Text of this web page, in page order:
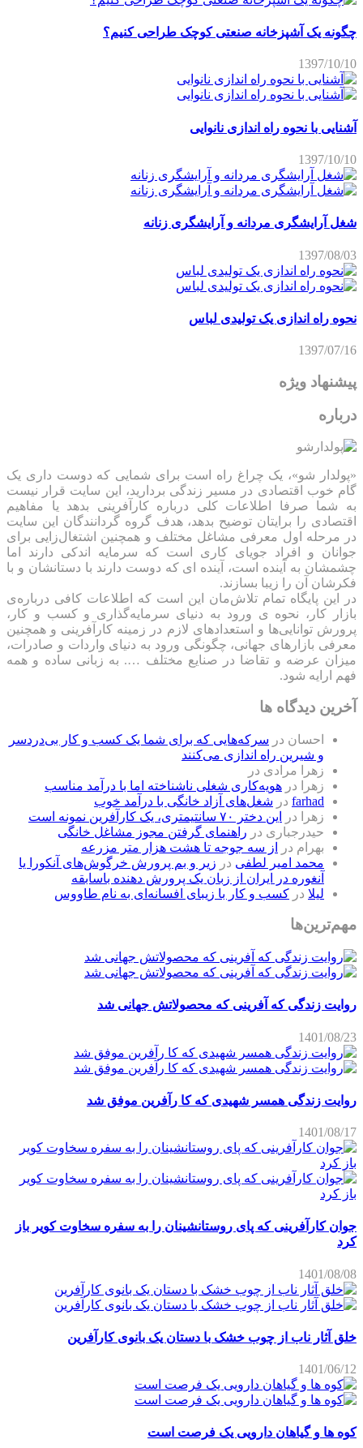
چگونه یک آشپزخانه صنعتی کوچک طراحی کنیم؟
1397/10/10
آشنایی با نحوه راه اندازی نانوایی
1397/10/10
شغل آرایشگری مردانه و آرایشگری زنانه
1397/08/03
نحوه راه اندازی یک تولیدی لباس
1397/07/16
پیشنهاد ویژه
درباره
«پولدار شو»، یک چراغ راه است برای شمایی که دوست داری یک
گام خوب اقتصادی در مسیر زندگی بردارید، این سایت قرار نیست
به شما صرفا اطلاعات کلی درباره کارآفرینی بدهد یا مفاهیم
اقتصادی را برایتان توضیح بدهد، هدف گروه گردانندگان این سایت
در مرحله اول معرفی مشاغل مختلف و همچنین اشتغال‌زایی برای
جوانان و افراد جویای کاری است که سرمایه اندکی دارند اما
چشمشان به آینده است، آینده ای که دوست دارند با دستانشان و با
فکرشان آن را زیبا بسازند.
در این پایگاه تمام تلاش‌مان این است که ‌اطلاعات کافی درباره‌ی
بازار کار، نحوه ی ورود به دنیای سرمایه‌گذاری و کسب و کار،
پرورش توانایی‌ها و استعدادهای لازم در زمینه کارآفرینی و همچنین
معرفی بازارهای جهانی، چگونگی ورود به دنیای واردات و صادرات،
میزان عرضه و تقاضا در صنایع مختلف …. به زبانی ساده و همه
فهم ارایه شود.
آخرین دیدگاه ها
احسان در سرکه‌هایی که برای شما یک کسب و کار بی‌دردسر
و شیرین راه اندازی می‌کنند
زهرا مرادی در
زهرا
در هویه‌کاری شغلی ناشناخته اما با درآمد مناسب
farhad در شغل‌های آزاد خانگی با درآمد خوب
زهرا
در
این دختر ۷۰ سانتیمتری، یک کارآفرین نمونه است
حیدرجباری در راهنمای گرفتن مجوز مشاغل خانگی
بهرام در
از سه جوجه تا هشت هزار متر مزرعه
محمد امیر لطفی در زیر و بم پرورش خرگوش‌های آنکورا یا
آنغوره در ایران از زبان یک پرورش دهنده باسابقه
لیلا در کسب و کار با زیبای افسانه‌ای به نام طاووس
مهم‌ترین‌ها
روایت زندگی که آفرینی که محصولاتش جهانی شد
1401/08/23
روایت زندگی همسر شهیدی که کا رآفرین موفق شد
1401/08/17
جوان کارآفرینی که پای روستانشینان را به سفره سخاوت کویر باز
کرد
1401/08/08
خلق آثار ناب از چوب خشک با دستان یک بانوی کارآفرین
1401/06/12
کوه ها و گیاهان دارویی یک فرصت است